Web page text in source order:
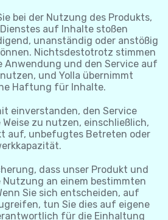
bei der Nutzung des Produkts,
auf Inhalte stoßen
unanständig oder anstößig
Nichtsdestotrotz stimmen
Anwendung und den Service auf
und Yolla übernimmt
Haftung für Inhalte.
einverstanden, den Service
zu nutzen, einschließlich,
auf, unbefugtes Betreten oder
dass unser Produkt und
an einem bestimmten
Sie sich entscheiden, auf
tun Sie dies auf eigene
für die Einhaltung